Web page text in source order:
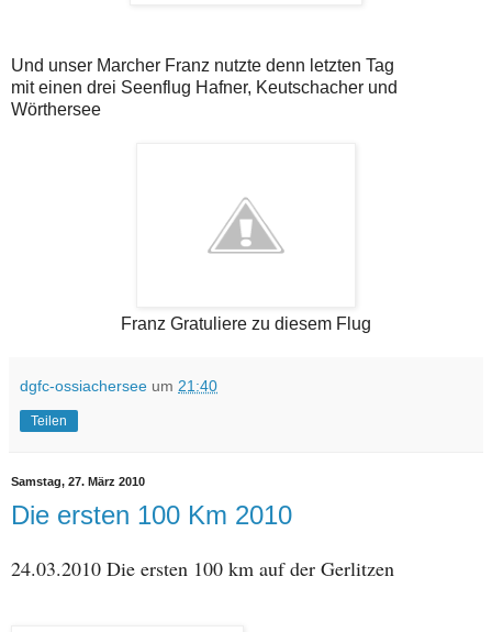
Und unser Marcher Franz nutzte denn letzten Tag
mit einen drei Seenflug Hafner, Keutschacher und
Wörthersee
Franz Gratuliere zu diesem Flug
dgfc-ossiachersee um 21:40
Teilen
Samstag, 27. März 2010
Die ersten 100 Km 2010
24.03.2010 Die ersten 100 km auf der Gerlitzen